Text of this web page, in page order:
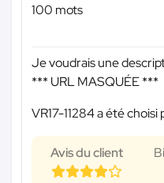
100 mots
Je voudrais une
*** URL MASQUÉE ***
VR17-11284 a été
Avis du client